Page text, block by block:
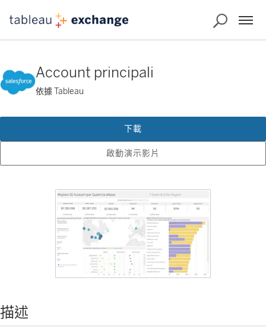
Account principali
依據 Tableau
啟動演示影片
下載
描述